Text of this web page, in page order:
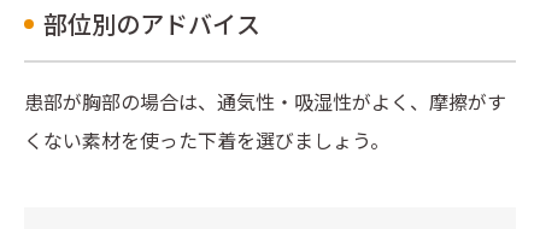
部位別のアドバイス
患部が胸部の場合は、通気性・吸湿性がよく、摩擦がす
くない素材を使った下着を選びましょう。